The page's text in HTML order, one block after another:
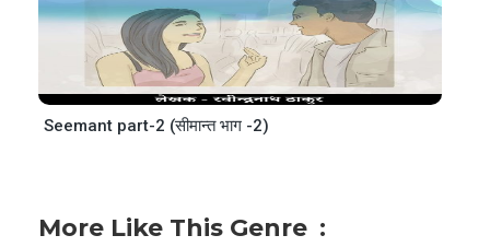
Seemant part-2 (सीमान्त भाग -2)
More Like This Genre